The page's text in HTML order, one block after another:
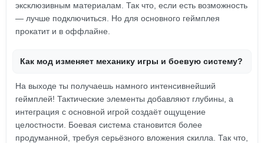
эксклюзивным материалам. Так что, если есть возможность
— лучше подключиться. Но для основного геймплея
прокатит и в оффлайне.
Как мод изменяет механику игры и боевую систему?
На выходе ты получаешь намного интенсивнейший
геймплей! Тактические элементы добавляют глубины, а
интеграция с основной игрой создаёт ощущение
целостности. Боевая система становится более
продуманной, требуя серьёзного вложения скилла. Так что,